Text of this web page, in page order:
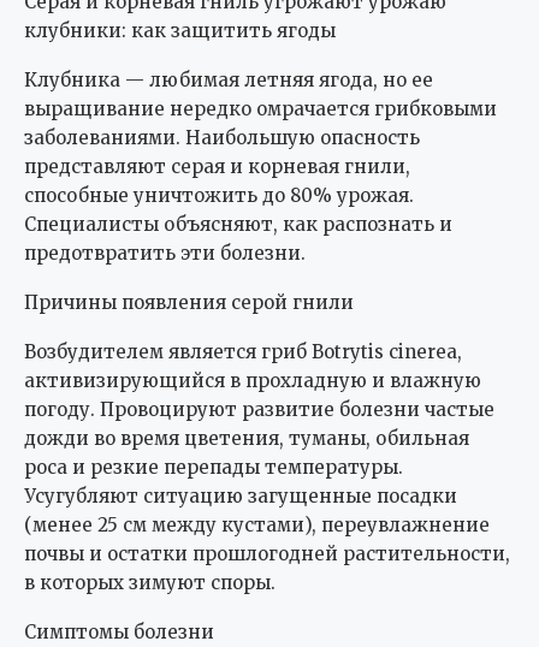
клубники: как защитить ягоды
Клубника — любимая летняя ягода, но ее
выращивание нередко омрачается грибковыми
заболеваниями. Наибольшую опасность
представляют серая и корневая гнили,
способные уничтожить до 80% урожая.
Специалисты объясняют, как распознать и
предотвратить эти болезни.
Причины появления серой гнили
Возбудителем является гриб Botrytis cinerea,
активизирующийся в прохладную и влажную
погоду. Провоцируют развитие болезни частые
дожди во время цветения, туманы, обильная
роса и резкие перепады температуры.
Усугубляют ситуацию загущенные посадки
(менее 25 см между кустами), переувлажнение
почвы и остатки прошлогодней растительности,
в которых зимуют споры.
Симптомы болезни